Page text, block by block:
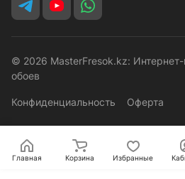
© 2026 MasterFresok.kz:
обоев
Конфиденциальность Оферта
Главная Корзина Избранные